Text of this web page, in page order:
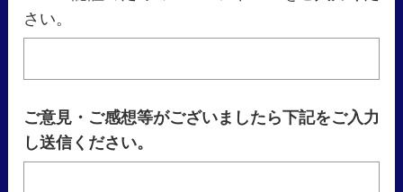
さい。
ご意見・ご感想等がございましたら下記をご入力
し送信ください。